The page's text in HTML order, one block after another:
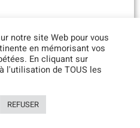
ИНФОРМАЦИЯ
веб-сайта :
notre site Web pour vous
en mémorisant vos
En cliquant sur
l'utilisation de TOUS les
REFUSER